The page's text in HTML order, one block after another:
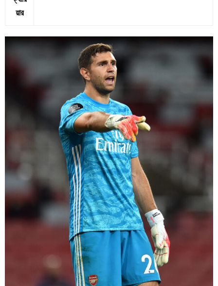
য়ার